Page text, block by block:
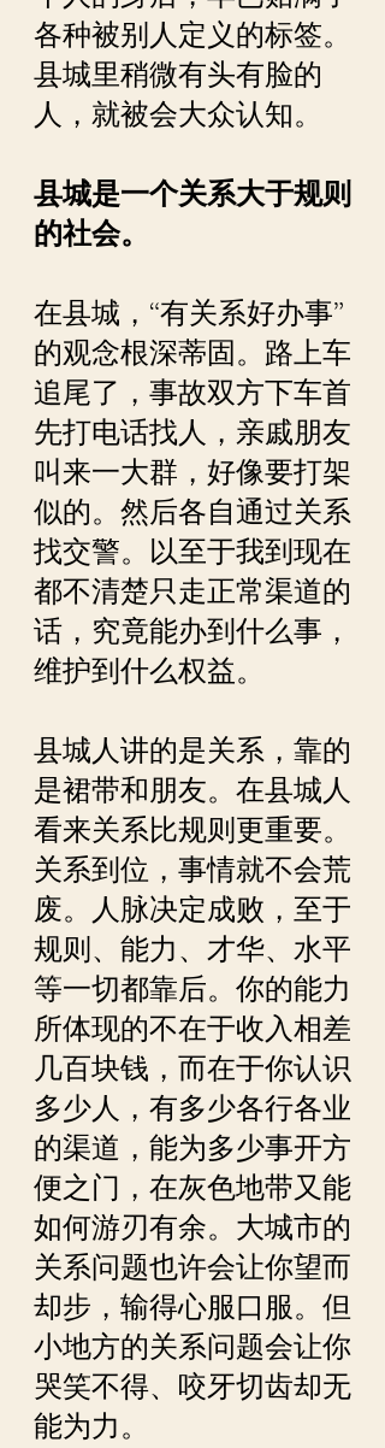
各种被别人定义的标签。
县城里稍微有头有脸的
人，就被会大众认知。
县城是一个关系大于规则
的社会。
在县城，“有关系好办事”
的观念根深蒂固。路上车
追尾了，事故双方下车首
先打电话找人，亲戚朋友
叫来一大群，好像要打架
似的。然后各自通过关系
找交警。以至于我到现在
都不清楚只走正常渠道的
话，究竟能办到什么事，
维护到什么权益。
县城人讲的是关系，靠的
是裙带和朋友。在县城人
看来关系比规则更重要。
关系到位，事情就不会荒
废。人脉决定成败，至于
规则、能力、才华、水平
等一切都靠后。你的能力
所体现的不在于收入相差
几百块钱，而在于你认识
多少人，有多少各行各业
的渠道，能为多少事开方
便之门，在灰色地带又能
如何游刃有余。大城市的
关系问题也许会让你望而
却步，输得心服口服。但
小地方的关系问题会让你
哭笑不得、咬牙切齿却无
能为力。